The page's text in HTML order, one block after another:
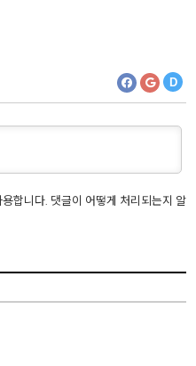
Press
D
합니다. 댓글이 어떻게 처리되는지 알